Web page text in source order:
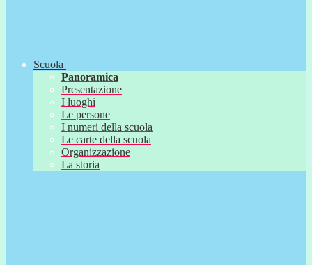
Scuola
Panoramica
Presentazione
I luoghi
Le persone
I numeri della scuola
Le carte della scuola
Organizzazione
La storia